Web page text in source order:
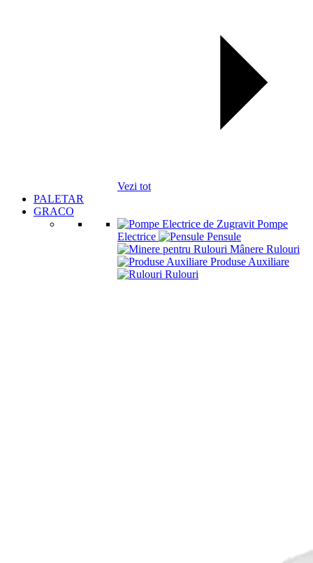
Vezi tot
PALETAR
GRACO
Pompe
Electrice
Pensule
Mânere Rulouri
Produse Auxiliare
Rulouri